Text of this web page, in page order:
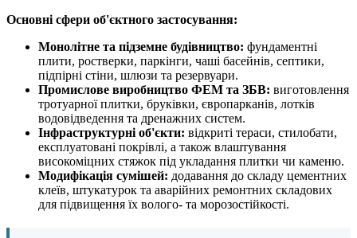
Основні сфери об'єктного застосування:
Монолітне та підземне будівництво: фундаментні
плити, ростверки, паркінги, чаші басейнів, септики,
підпірні стіни, шлюзи та резервуари.
Промислове виробництво ФЕМ та ЗБВ: виготовлення
тротуарної плитки, бруківки, європарканів, лотків
водовідведення та дренажних систем.
Інфраструктурні об'єкти: відкриті тераси, стилобати,
експлуатовані покрівлі, а також влаштування
високоміцних стяжок під укладання плитки чи каменю.
Модифікація сумішей: додавання до складу цементних
клеїв, штукатурок та аварійних ремонтних складових
для підвищення їх волого- та морозостійкості.